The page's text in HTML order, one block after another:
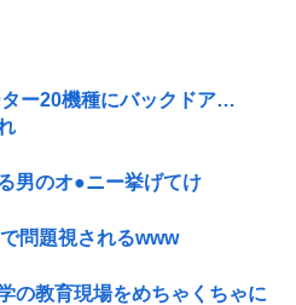
ー20機種にバックドア…
男のオ●ニー挙げてけ
問題視されるwww
の教育現場をめちゃくちゃに